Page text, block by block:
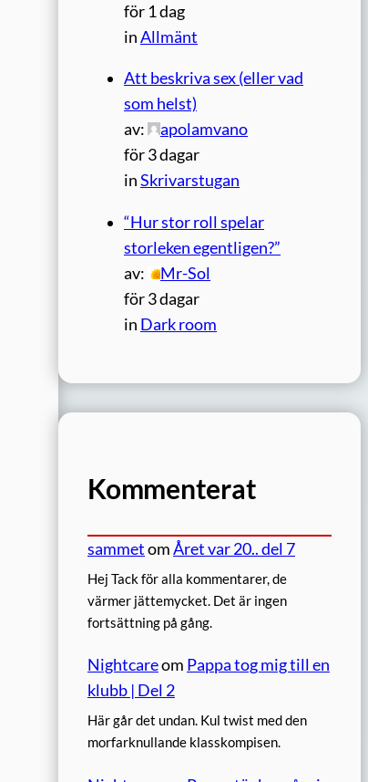
för 1 dag
inAllmänt
Att beskriva sex (eller vad
som helst)
av:
apolamvano
för 3 dagar
inSkrivarstugan
“Hur stor roll spelar
storleken egentligen?”
av:
Mr-Sol
för 3 dagar
in Dark room
Kommenterat
sammetomÅret var 20.. del 7
Hej Tack för alla kommentarer, de
värmer jättemycket. Det är ingen
fortsättning på gång.
Nightcareom Pappa tog mig till en
klubb | Del 2
Här går det undan. Kul twist med den
morfarknullande klasskompisen.